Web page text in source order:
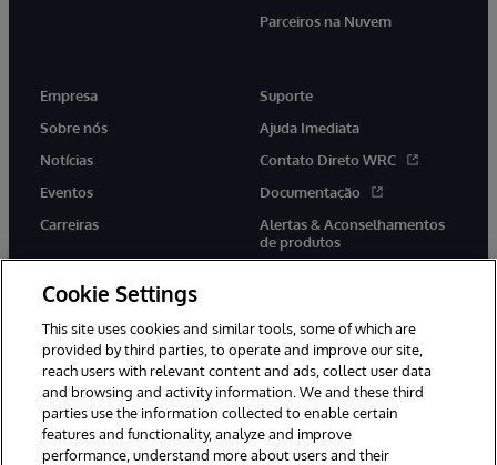
Parceiros na Nuvem
Empresa
Sobre nós
Notícias
Eventos
Carreiras
Suporte
Ajuda Imediata
Contato Direto WRC
Documentação
Alertas & Aconselhamentos
de produtos
twitter youtubefacebooklinkedin
© 1996-2022 InterSystems Corporation, Boston, MA. Todos os
Cookie Settings
This site uses cookies and similar tools, some of which are
provided by third parties, to operate and improve our site,
reach users with relevant content and ads, collect user data
and browsing and activity information. We and these third
parties use the information collected to enable certain
features and functionality, analyze and improve
performance, understand more about users and their